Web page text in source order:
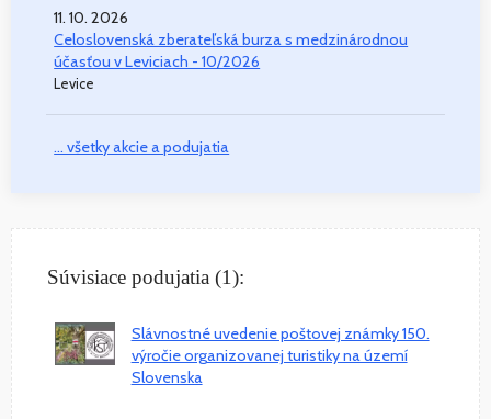
11. 10. 2026
Celoslovenská zberateľská burza s medzinárodnou
účasťou v Leviciach - 10/2026
Levice
... všetky akcie a podujatia
Súvisiace podujatia (1):
Slávnostné uvedenie poštovej známky 150.
výročie organizovanej turistiky na území
Slovenska